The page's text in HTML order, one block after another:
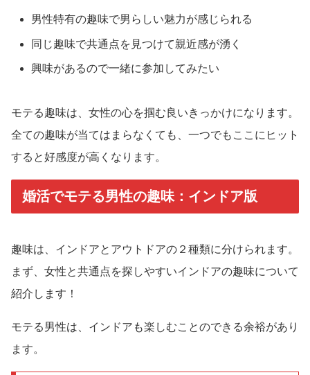
男性特有の趣味で男らしい魅力が感じられる
同じ趣味で共通点を見つけて親近感が湧く
興味があるので一緒に参加してみたい
モテる趣味は、女性の心を掴む良いきっかけになります。
全ての趣味が当てはまらなくても、一つでもここにヒット
すると好感度が高くなります。
婚活でモテる男性の趣味：インドア版
趣味は、インドアとアウトドアの２種類に分けられます。
まず、女性と共通点を探しやすいインドアの趣味について
紹介します！
モテる男性は、インドアも楽しむことのできる余裕があり
ます。